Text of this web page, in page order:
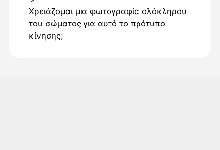
Χρειάζομαι μια φωτογραφία ολόκληρου
του σώματος για αυτό το πρότυπο
κίνησης;